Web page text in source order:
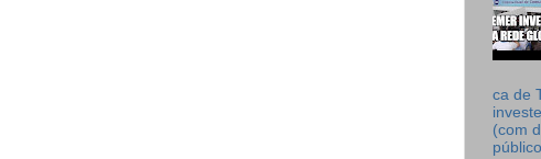
ca de
(com